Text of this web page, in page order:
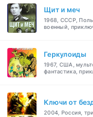
Щит и меч
1968, СССР,
военный,
Геркулоиды
1967, США,
фантастика,
Ключи от
2004, Россия,